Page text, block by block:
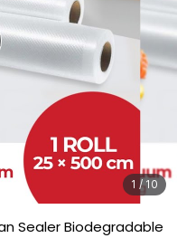
1 / 10
Sealer Biodegradable